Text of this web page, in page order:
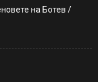
на Ботев /